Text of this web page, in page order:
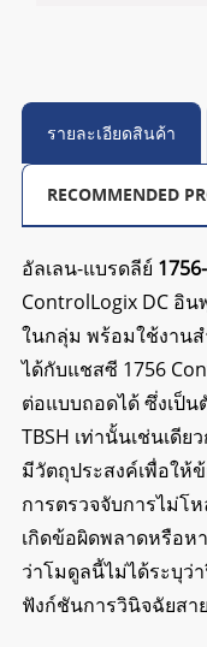
รายละเอียดสินค้า
RECOMMENDED
อัลเลน-แบรดลีย์
ControlLogix DC อิ
ในกลุ่ม พร้อมใช้งาน
ได้กับแชสซี 1756
ต่อแบบถอดได้ ซึ่งเป็น
TBSH เท่านั้นเช่นเดีย
มีวัตถุประสงค์เพื่อให้
การตรวจจับการไม่โ
เกิดข้อผิดพลาดหรือห
ว่าโมดูลนี้ไม่ได้ระบุว่
ฟังก์ชันการวินิจฉัยสา